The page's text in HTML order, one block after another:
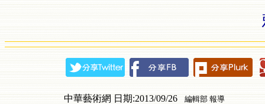
中華藝術網 日期:2013/09/26 編輯部 報導